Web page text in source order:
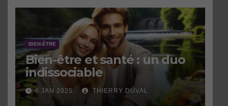
BIEN-ÊTRE
Bien-être et santé : un duo
indissociable
6 JAN 2025 THIERRY DUVAL